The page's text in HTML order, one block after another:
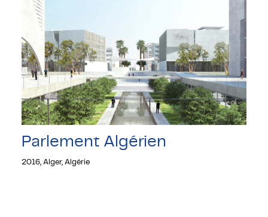
Parlement Algérien
2016, Alger, Algérie